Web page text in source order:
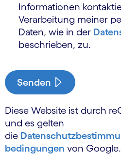
Informationen
Verarbeitung meiner
Daten, wie in der
beschrieben, zu.
Senden
Diese Website ist durch
und es gelten
die
bedingungen von Google.